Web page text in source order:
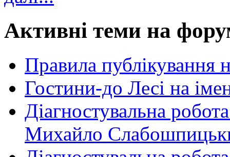
Активні теми на
Правила публікування
Гостини-до Лесі на
Діагностувальна
Михайло